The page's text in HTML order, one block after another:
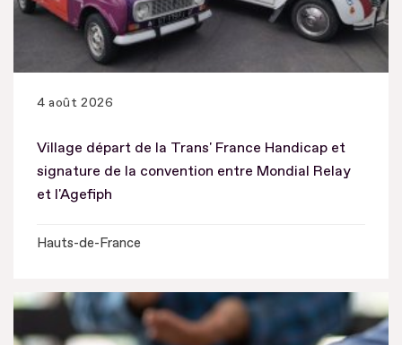
4 août 2026
Village départ de la Trans' France Handicap et
signature de la convention entre Mondial Relay
et l'Agefiph
Hauts-de-France